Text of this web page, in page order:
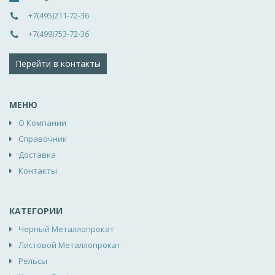
+7(495)211-72-36
+7(499)753-72-36
Перейти в контакты
МЕНЮ
О Компании
Справочник
Доставка
Контакты
КАТЕГОРИИ
Черный Металлопрокат
Листовой Металлопрокат
Рельсы